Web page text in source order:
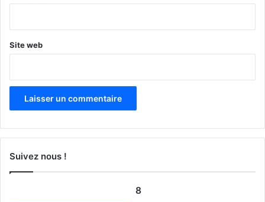
Site web
Suivez nous !
8